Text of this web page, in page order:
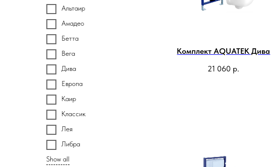
Альтаир
Амадео
Бетта
Вега
Дива
Европа
Каир
Классик
Лея
Либра
Show all
Комплект AQUATEK Дива
21 060 р.